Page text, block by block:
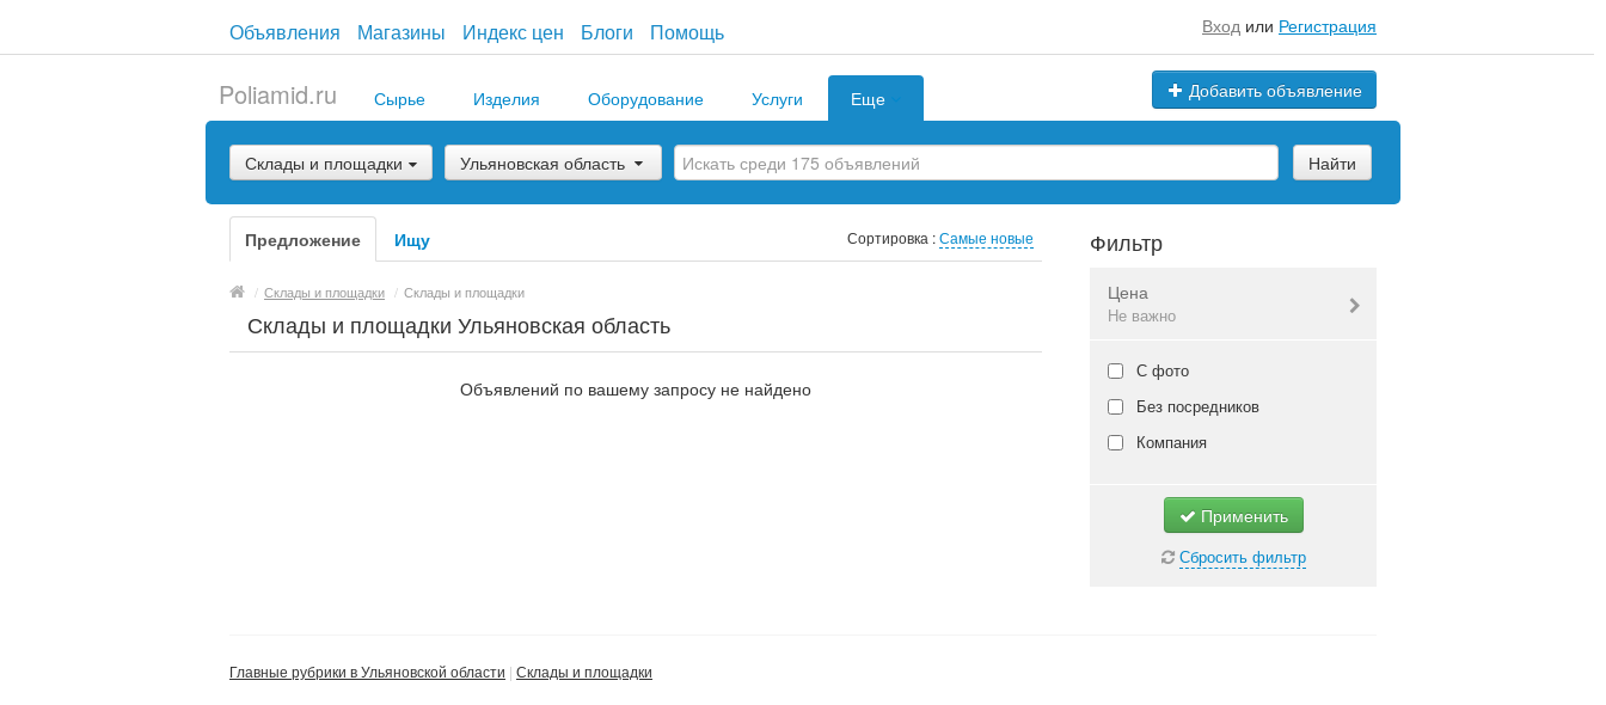
Объявления Магазины Индекс цен Блоги Помощь Вход или Регистрация
Добавить объявление
Poliamid.ru Сырье Изделия Оборудование Услуги Еще
Склады и площадки Ульяновская область Найти
Предложение Ищу Сортировка :Самые новые
/ Склады и площадки / Склады и площадки
Склады и площадки Ульяновская область
Объявлений по вашему запросу не найдено
Фильтр
Цена
Не важно
Валюта:руб.
С фото
Без посредников
Компания
Применить
Сбросить фильтр
Главные рубрики в Ульяновской области Склады и площадки